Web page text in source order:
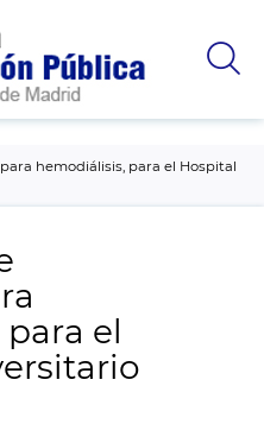
hemodiálisis, para el Hospital
el